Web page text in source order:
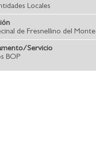
Locales
de Fresnellino del Monte
Servicio
BOP